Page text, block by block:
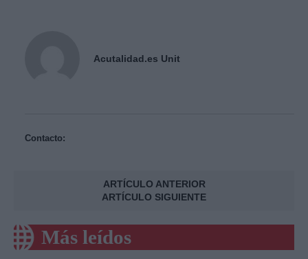
Acutalidad.es Unit
Contacto:
ARTÍCULO ANTERIOR
ARTÍCULO SIGUIENTE
Más leídos